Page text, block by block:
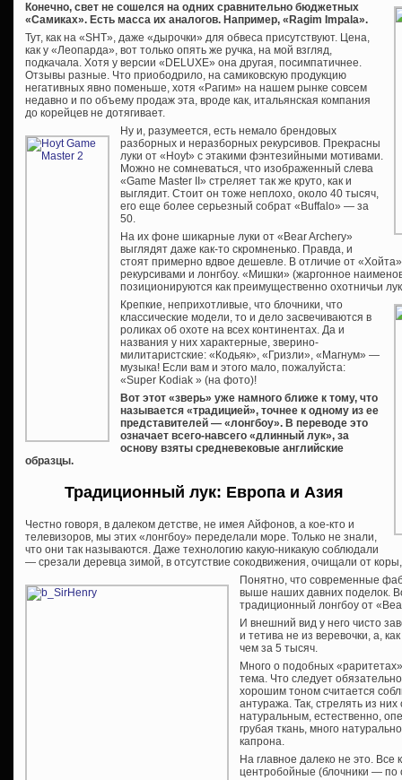
Конечно, свет не сошелся на одних сравнительно бюджетных
«Самиках». Есть масса их аналогов. Например, «Ragim Impala».
Тут, как на «SHT», даже «дырочки» для обвеса присутствуют. Цена,
как у «Леопарда», вот только опять же ручка, на мой взгляд,
подкачала. Хотя у версии «DELUXE» она другая, посимпатичнее.
Отзывы разные. Что приободрило, на самиковскую продукцию
негативных явно поменьше, хотя «Рагим» на нашем рынке совсем
недавно и по объему продаж эта, вроде как, итальянская компания
до корейцев не дотягивает.
Ну и, разумеется, есть немало брендовых
разборных и неразборных рекурсивов. Прекрасны
луки от «Hoyt» с этакими фэнтезийными мотивами.
Можно не сомневаться, что изображенный слева
«Game Master II» стреляет так же круто, как и
выглядит. Стоит он тоже неплохо, около 40 тысяч,
его еще более серьезный собрат «Buffalo» — за
50.
На их фоне шикарные луки от «Bear Archery»
выглядят даже как-то скромненько. Правда, и
стоят примерно вдвое дешевле. В отличие от
рекурсивами и лонгбоу. «Мишки» (жаргонное
позиционируются как преимущественно охотничьи
Крепкие, неприхотливые, что блочники, что
классические модели, то и дело засвечиваются в
роликах об охоте на всех континентах. Да и
названия у них характерные, зверино-
милитаристские: «Кодьяк», «Гризли», «Магнум» —
музыка! Если вам и этого мало, пожалуйста:
«Super Kodiak » (на фото)!
Вот этот «зверь» уже намного ближе к тому, что
называется «традицией», точнее к одному из ее
представителей — «лонгбоу». В переводе это
означает всего-навсего «длинный лук», за
основу взяты средневековые английские
образцы.
Традиционный лук: Европа и Азия
Честно говоря, в далеком детстве, не имея Айфонов, а кое-кто и
телевизоров, мы этих «лонгбоу» переделали море. Только не знали,
что они так называются. Даже технологию какую-никакую соблюдали
— срезали деревца зимой, в отсутствие сокодвижения, очищали от
Понятно, что современные
выше наших давних поделок.
традиционный лонгбоу от
И внешний вид у него чисто
и тетива не из веревочки, а,
чем за 5 тысяч.
Много о подобных
тема. Что следует
хорошим тоном считается
антуража. Так, стрелять из
натуральным, естественно,
грубая ткань, много
капрона.
На главное далеко не это. Все
центробойные (блочники — по